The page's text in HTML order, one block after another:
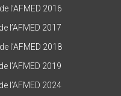
l’AFMED 2016
l’AFMED 2017
l’AFMED 2018
l’AFMED 2019
l’AFMED 2024